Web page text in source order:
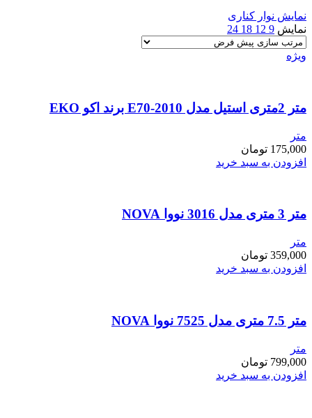
نمایش نوار کناری
نمایش 9
12
18
24
ویژه
متر 2متری استیل مدل E70-2010 برند اکو EKO
متر
175,000 تومان
افزودن به سبد خرید
متر 3 متری مدل 3016 نووا NOVA
متر
359,000 تومان
افزودن به سبد خرید
متر 7.5 متری مدل 7525 نووا NOVA
متر
799,000 تومان
افزودن به سبد خرید